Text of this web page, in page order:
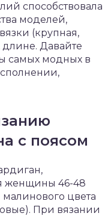
способствовала
моделей,
(крупная,
длине. Давайте
самых модных в
с поясом
женщины 46-48
малинового цвета
При вязании